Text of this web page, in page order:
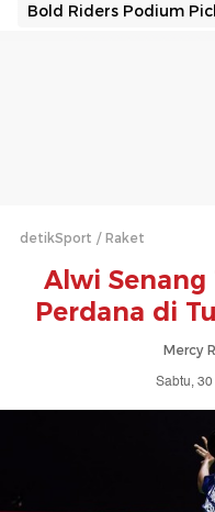
Bold Riders Podium
detikSport Raket
Alwi Senang
Perdana di
Mercy
Sabtu,